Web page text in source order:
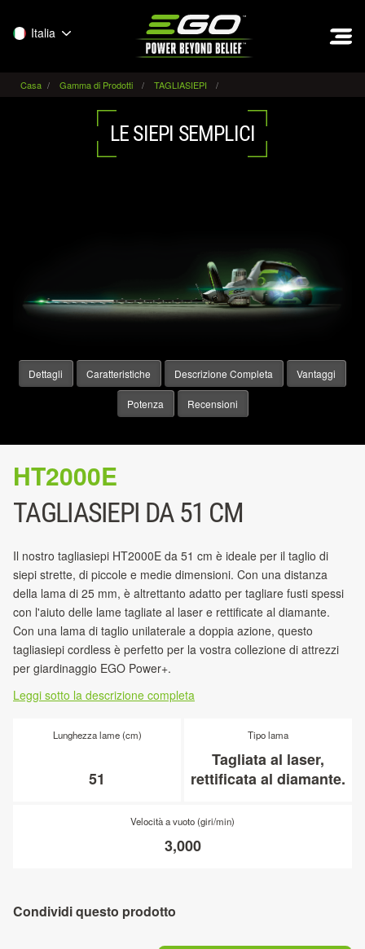
Italia
Casa Gamma di Prodotti TAGLIASIEPI
LE SIEPI SEMPLICI
Dettagli Caratteristiche Descrizione Completa Vantaggi
Potenza Recensioni
HT2000E
TAGLIASIEPI DA 51 CM
Il nostro tagliasiepi HT2000E da 51 cm è ideale per il taglio di
siepi strette, di piccole e medie dimensioni. Con una distanza
della lama di 25 mm, è altrettanto adatto per tagliare fusti spessi
con l'aiuto delle lame tagliate al laser e rettificate al diamante.
Con una lama di taglio unilaterale a doppia azione, questo
tagliasiepi cordless è perfetto per la vostra collezione di attrezzi
per giardinaggio EGO Power+.
Leggi sotto la descrizione completa
Lunghezza lame (cm)
51
Tipo lama
Tagliata al laser,
rettificata al diamante.
Velocità a vuoto (giri/min)
3,000
Condividi questo prodotto